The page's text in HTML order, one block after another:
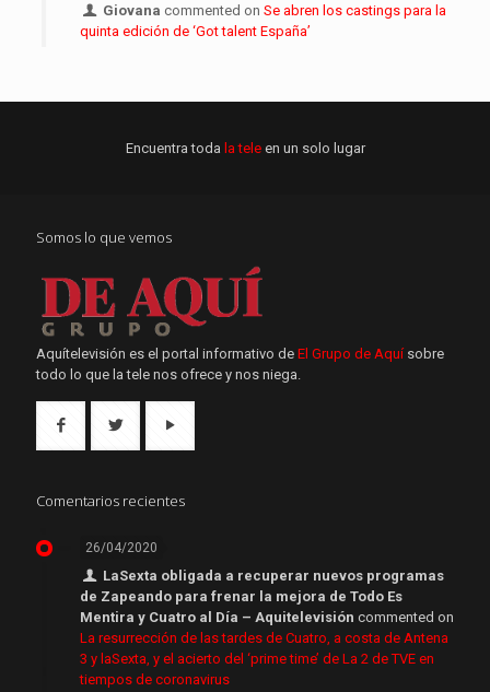
Giovana commented onSe abren los castings para la
quinta edición de ‘Got talent España’
Encuentra toda la tele en un solo lugar
Somos lo que vemos
Aquítelevisión es el portal informativo de El Grupo de Aquí sobre
todo lo que la tele nos ofrece y nos niega.
Comentarios recientes
26/04/2020
LaSexta obligada a recuperar nuevos programas
de Zapeando para frenar la mejora de Todo Es
Mentira y Cuatro al Día – Aquitelevisión commented on
La resurrección de las tardes de Cuatro, a costa de Antena
3 y laSexta, y el acierto del ‘prime time’ de La 2 de TVE en
tiempos de coronavirus